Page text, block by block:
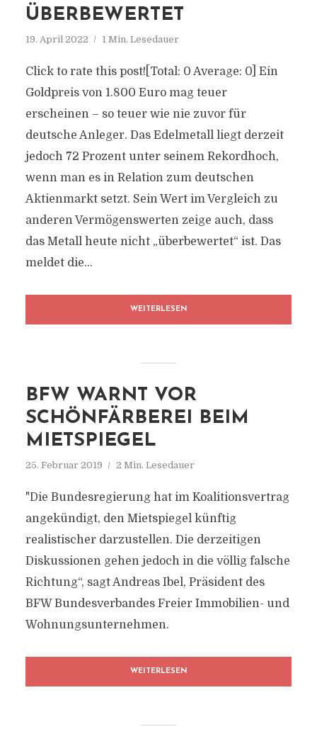
ÜBERBEWERTET
19. April 2022 1 Min. Lesedauer
Click to rate this post![Total: 0 Average: 0] Ein
Goldpreis von 1.800 Euro mag teuer
erscheinen – so teuer wie nie zuvor für
deutsche Anleger. Das Edelmetall liegt derzeit
jedoch 72 Prozent unter seinem Rekordhoch,
wenn man es in Relation zum deutschen
Aktienmarkt setzt. Sein Wert im Vergleich zu
anderen Vermögenswerten zeige auch, dass
das Metall heute nicht „überbewertet“ ist. Das
meldet die...
WEITERLESEN
BFW WARNT VOR
SCHÖNFÄRBEREI BEIM
MIETSPIEGEL
25. Februar 2019 2 Min. Lesedauer
"Die Bundesregierung hat im Koalitionsvertrag
angekündigt, den Mietspiegel künftig
realistischer darzustellen. Die derzeitigen
Diskussionen gehen jedoch in die völlig falsche
Richtung“, sagt Andreas Ibel, Präsident des
BFW Bundesverbandes Freier Immobilien- und
Wohnungsunternehmen.
WEITERLESEN